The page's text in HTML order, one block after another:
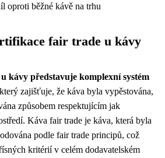
oproti běžné kávě na trhu
fair trade u kávy
kávy představuje komplexní systém
zajišťuje, že káva byla vypěstována,
způsobem respektujícím jak
Káva fair trade je káva, která byla
podle fair trade principů, což
kritérií v celém dodavatelském